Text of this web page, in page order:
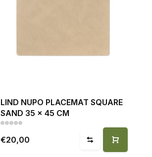
LIND NUPO PLACEMAT SQUARE
SAND 35 x 45 CM
€20,00